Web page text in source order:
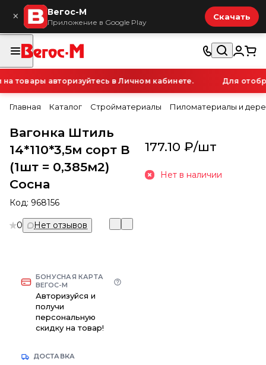
× Вегос-М
Приложение в Google Play
Скачать
авторизуйтесь в Личном кабинете. Для
Главная Каталог Стройматериалы Пиломатериалы и
Вагонка Штиль
14*110*3,5м сорт В
(1шт = 0,385м2)
Сосна
Код: 968156
0 Нет отзывов
БОНУСНАЯ КАРТА
ВЕГОС-М
Авторизуйся и
получи
персональную
скидку на товар!
ДОСТАВКА
177.10 ₽/шт
Нет в наличии